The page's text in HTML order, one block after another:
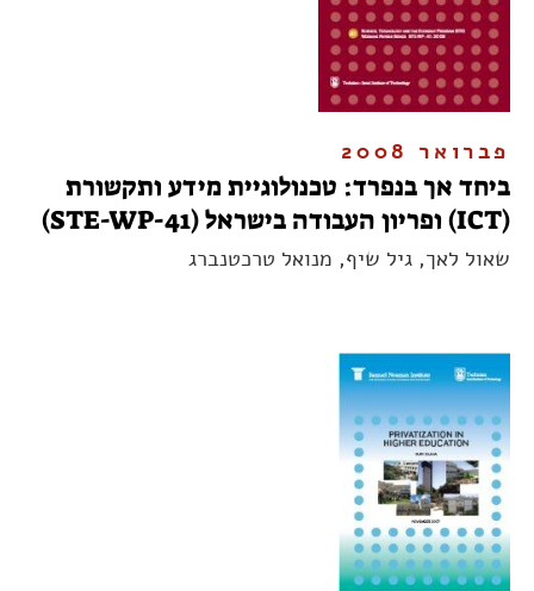
פברואר 2008
ביחד אך בנפרד: טכנולוגיית מידע ותקשורת
(ICT) ופריון העבודה בישראל (STE-WP-41)
שאול לאך, גיל שיף, מנואל טרכטנברג